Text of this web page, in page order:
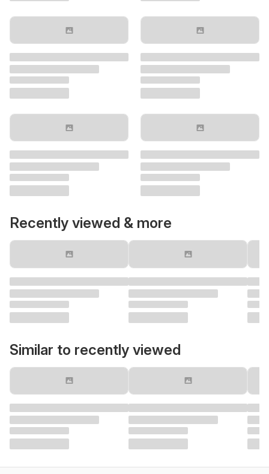
Recently viewed & more
Similar to recently viewed